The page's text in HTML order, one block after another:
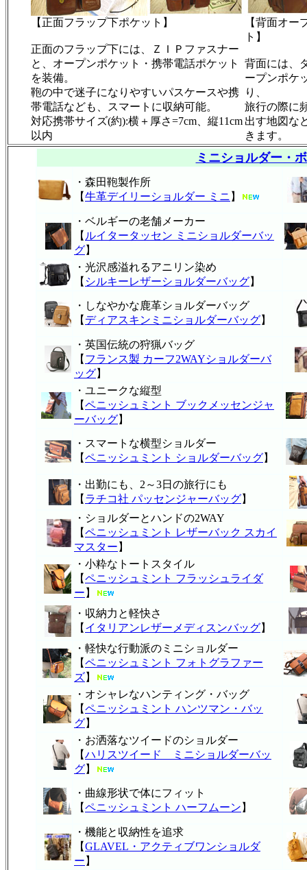
【正面フラップ下ポケット】
正面のフラップ下には、ＺＩＰファスナー
と、オープンポケット・携帯電話ポケット
を装備。
鞄の中で迷子になりやすいパスケースや携
帯電話なども、スマートに収納可能。
対応携帯サイズ(約):横＋厚さ=7cm、縦11cm
以内
【背面オー
ト】
背面には、
ープンポケ
り、
旅行の際に
出す地図な
きます。
ミニショルダー・
・森田鞄製作所
【牛革デイリーショルダー ミニ 】
・ベルギーの老舗メーカー
【 ルイタータッセン ミニショルダーバッ
グ】
・光沢感溢れるアニリン染め
【 シルキーレザーショルダーバッグ】
・しなやかな鹿革ショルダーバッグ
【 ディアスキンミニショルダーバッグ】
・英国伝統の狩猟バッグ
【 フランス製 カーフ2WAYショルダーバ
ッグ】
・ユニークな縦型
【ペニッシュミント ブックメッセンジャ
ーバッグ】
・スマートな横型ショルダー
【ペニッシュミント ショルダーバッグ】
・出勤にも、2～3日の旅行にも
【 ラチコ社 パッセンジャーバッグ】
・ショルダーとハンドの2WAY
【ペニッシュミント レザーバック スカイ
マスター 】
・小粋なトートスタイル
【ペニッシュミント フラッシュライダ
ー 】
・収納力と軽快さ
【 イタリアンレザーメディスンバッグ】
・軽快な行動派のミニショルダー
【ペニッシュミント フォトグラファー
ズ】
・オシャレなハンティング・バッグ
【ペニッシュミント ハンツマン・バッ
グ】
・お洒落なツイードのショルダー
【ハリスツイード ミニショルダーバッ
グ】
・曲線形状で体にフィット
【ペニッシュミント ハーフムーン 】
・機能と収納性を追求
【GLAVEL・アクティブワンショルダ
ー 】